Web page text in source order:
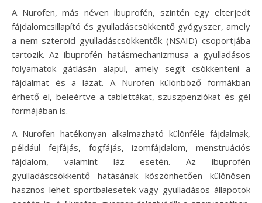
A Nurofen, más néven ibuprofén, szintén egy elterjedt
fájdalomcsillapító és gyulladáscsökkentő gyógyszer, amely
a nem-szteroid gyulladáscsökkentők (NSAID) csoportjába
tartozik. Az ibuprofén hatásmechanizmusa a gyulladásos
folyamatok gátlásán alapul, amely segít csökkenteni a
fájdalmat és a lázat. A Nurofen különböző formákban
érhető el, beleértve a tablettákat, szuszpenziókat és gél
formájában is.
A Nurofen hatékonyan alkalmazható különféle fájdalmak,
például fejfájás, fogfájás, izomfájdalom, menstruációs
fájdalom, valamint láz esetén. Az ibuprofén
gyulladáscsökkentő hatásának köszönhetően különösen
hasznos lehet sportbalesetek vagy gyulladásos állapotok